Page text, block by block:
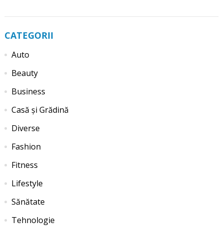
CATEGORII
Auto
Beauty
Business
Casă și Grădină
Diverse
Fashion
Fitness
Lifestyle
Sănătate
Tehnologie